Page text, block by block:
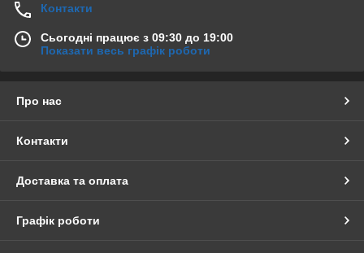
Контакти
Сьогодні працює з 09:30 до 19:00
Показати весь графік роботи
Про нас
Контакти
Доставка та оплата
Графік роботи